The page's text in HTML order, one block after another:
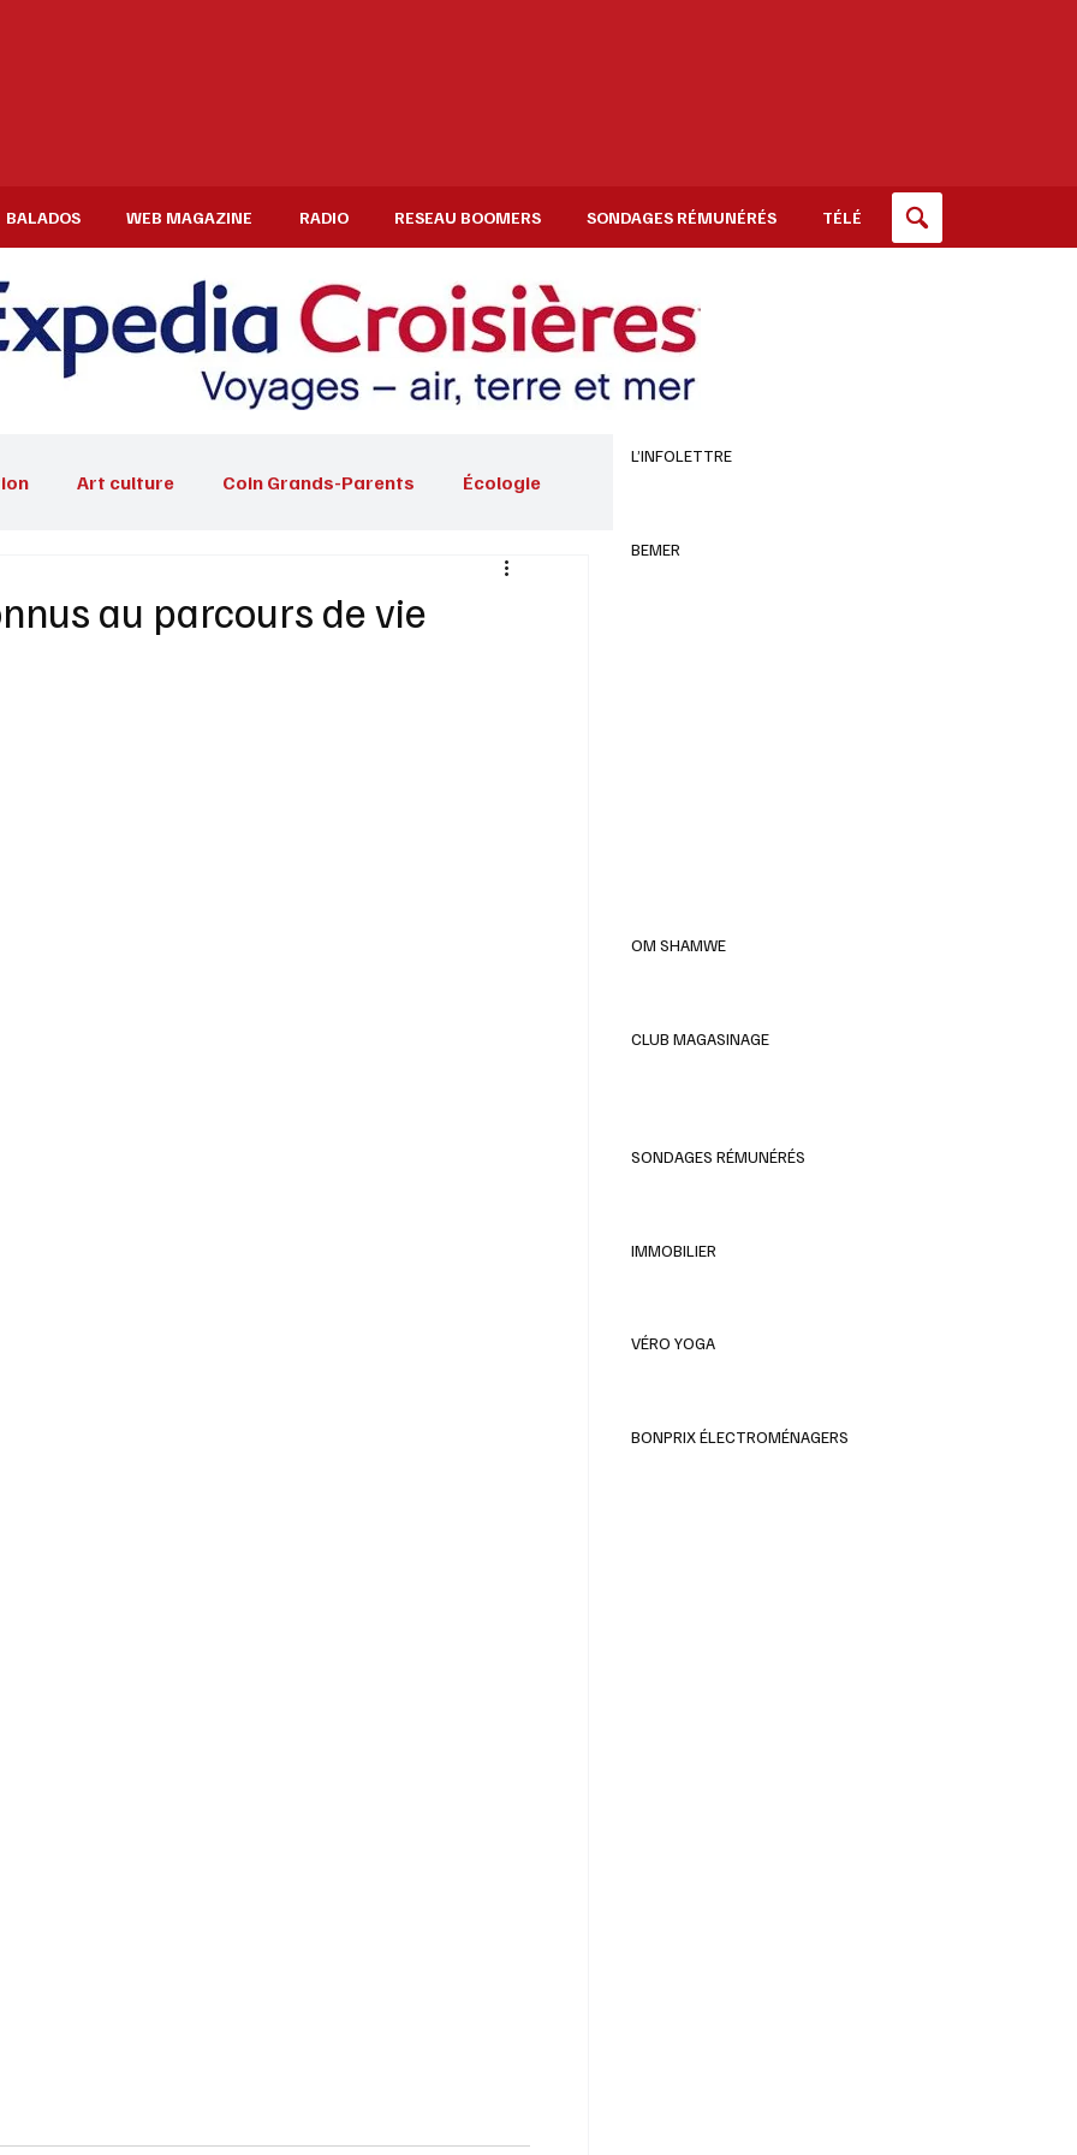
BALADOS WEB MAGAZINE RADIO RESEAU BOOMERS SONDAGES RÉMUNÉRÉS TÉLÉ
Art culture Coin Grands-Parents Écologie
Voyages
au parcours de vie
L’INFOLETTRE
BEMER
OM SHAMWE
CLUB MAGASINAGE
SONDAGES RÉMUNÉRÉS
IMMOBILIER
VÉRO YOGA
BONPRIX ÉLECTROMÉNAGERS